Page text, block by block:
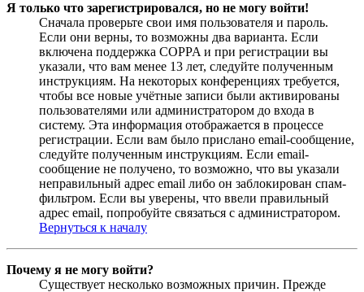
Я только что зарегистрировался, но не могу войти!
Сначала проверьте свои имя пользователя и пароль.
Если они верны, то возможны два варианта. Если
включена поддержка COPPA и при регистрации вы
указали, что вам менее 13 лет, следуйте полученным
инструкциям. На некоторых конференциях требуется,
чтобы все новые учётные записи были активированы
пользователями или администратором до входа в
систему. Эта информация отображается в процессе
регистрации. Если вам было прислано email-сообщение,
следуйте полученным инструкциям. Если email-
сообщение не получено, то возможно, что вы указали
неправильный адрес email либо он заблокирован спам-
фильтром. Если вы уверены, что ввели правильный
адрес email, попробуйте связаться с администратором.
Вернуться к началу
Почему я не могу войти?
Существует несколько возможных причин. Прежде